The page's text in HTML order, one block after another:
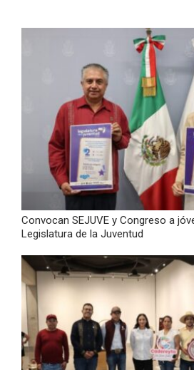
Convocan SEJUVE y Congreso a
Legislatura de la Juventud